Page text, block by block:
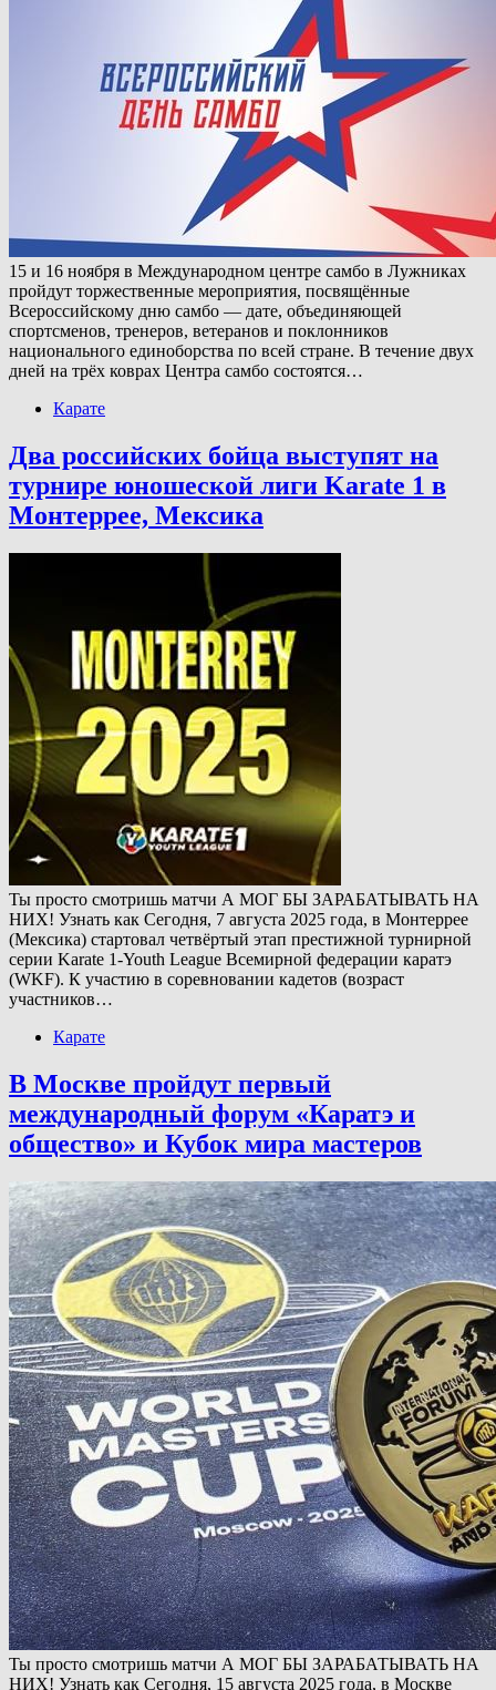
15 и 16 ноября в Международном центре самбо в Лужниках
пройдут торжественные мероприятия, посвящённые
Всероссийскому дню самбо — дате, объединяющей
спортсменов, тренеров, ветеранов и поклонников
национального единоборства по всей стране. В течение двух
дней на трёх коврах Центра самбо состоятся…
Карате
Два российских бойца выступят на
турнире юношеской лиги Karate 1 в
Монтеррее, Мексика
Ты просто смотришь матчи А МОГ БЫ ЗАРАБАТЫВАТЬ НА
НИХ! Узнать как Сегодня, 7 августа 2025 года, в Монтеррее
(Мексика) стартовал четвёртый этап престижной турнирной
серии Karate 1-Youth League Всемирной федерации каратэ
(WKF). К участию в соревновании кадетов (возраст
участников…
Карате
В Москве пройдут первый
международный форум «Каратэ и
общество» и Кубок мира мастеров
Ты просто смотришь матчи А МОГ БЫ ЗАРАБАТЫВАТЬ НА
НИХ! Узнать как Сегодня, 15 августа 2025 года, в Москве